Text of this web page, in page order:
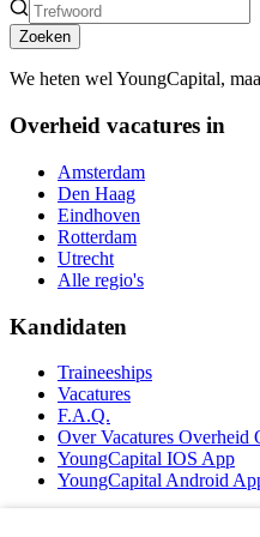
Zoeken
We heten wel YoungCapital,
Overheid vacatures in
Amsterdam
Den Haag
Eindhoven
Rotterdam
Utrecht
Alle regio's
Kandidaten
Traineeships
Vacatures
F.A.Q.
Over Vacatures Overheid
YoungCapital IOS App
YoungCapital Android